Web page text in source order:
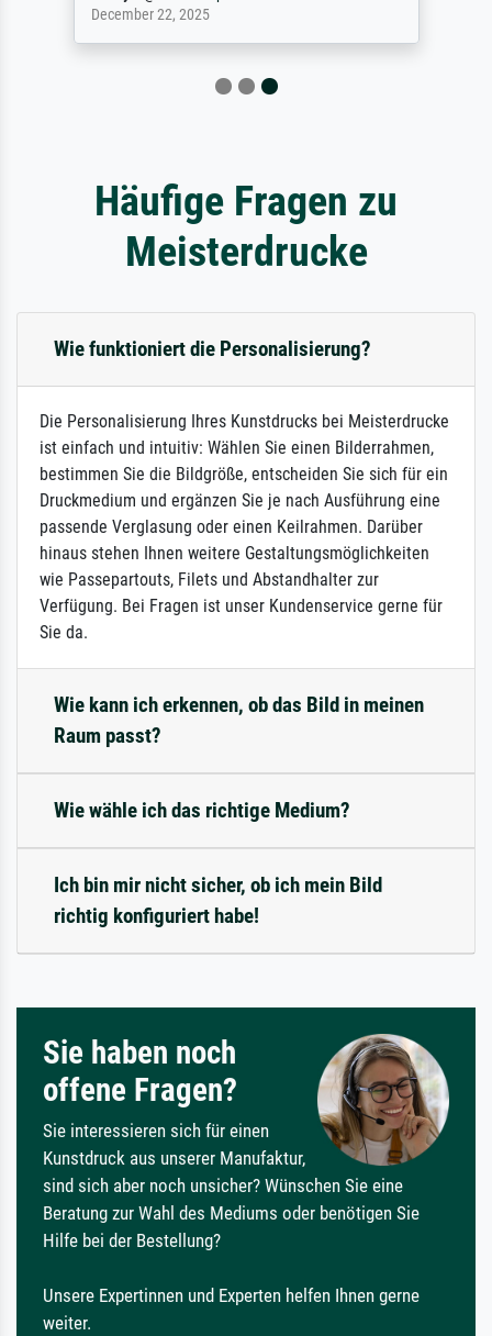
Häufige Fragen zu
Meisterdrucke
Wie funktioniert die Personalisierung?
Die Personalisierung Ihres Kunstdrucks bei Meisterdrucke
ist einfach und intuitiv: Wählen Sie einen Bilderrahmen,
bestimmen Sie die Bildgröße, entscheiden Sie sich für ein
Druckmedium und ergänzen Sie je nach Ausführung eine
passende Verglasung oder einen Keilrahmen. Darüber
hinaus stehen Ihnen weitere Gestaltungsmöglichkeiten
wie Passepartouts, Filets und Abstandhalter zur
Verfügung. Bei Fragen ist unser Kundenservice gerne für
Sie da.
Wie kann ich erkennen, ob das Bild in meinen
Raum passt?
Wie wähle ich das richtige Medium?
Ich bin mir nicht sicher, ob ich mein Bild
richtig konfiguriert habe!
Sie haben noch
offene Fragen?
Sie interessieren sich für einen
Kunstdruck aus unserer Manufaktur,
sind sich aber noch unsicher? Wünschen Sie eine
Beratung zur Wahl des Mediums oder benötigen Sie
Hilfe bei der Bestellung?
Unsere Expertinnen und Experten helfen Ihnen gerne
weiter.